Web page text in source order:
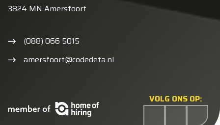
VOLG ONS OP:
3824 MN Amersfoort
(088) 066 5015
amersfoort@codedeta.nl